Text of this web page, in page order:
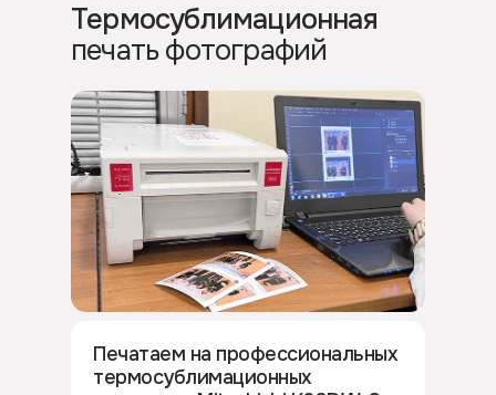
Термосублимационная
печать фотографий
Печатаем на профессиональных
термосублимационных